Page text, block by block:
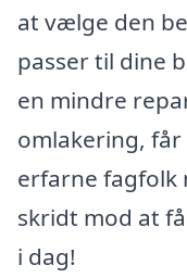
at vælge den
passer til dine
en mindre
omlakering,
erfarne fagfolk
skridt mod at
i dag!